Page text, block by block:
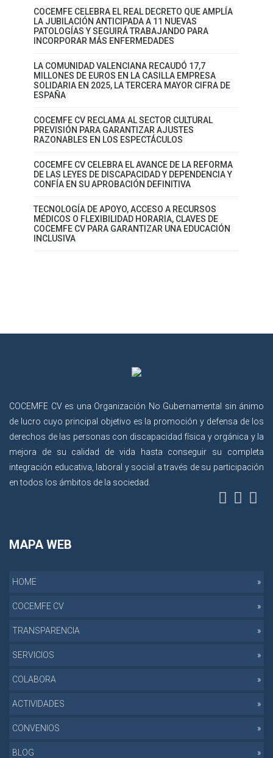
COCEMFE CELEBRA EL REAL DECRETO QUE AMPLÍA
LA JUBILACIÓN ANTICIPADA A 11 NUEVAS
PATOLOGÍAS Y SEGUIRÁ TRABAJANDO PARA
INCORPORAR MÁS ENFERMEDADES
LA COMUNIDAD VALENCIANA RECAUDÓ 17,7
MILLONES DE EUROS EN LA CASILLA EMPRESA
SOLIDARIA EN 2025, LA TERCERA MAYOR CIFRA DE
ESPAÑA
COCEMFE CV RECLAMA AL SECTOR CULTURAL
PREVISIÓN PARA GARANTIZAR AJUSTES
RAZONABLES EN LOS ESPECTÁCULOS
COCEMFE CV CELEBRA EL AVANCE DE LA REFORMA
DE LAS LEYES DE DISCAPACIDAD Y DEPENDENCIA Y
CONFÍA EN SU APROBACIÓN DEFINITIVA
TECNOLOGÍA DE APOYO, ACCESO A RECURSOS
MÉDICOS O FLEXIBILIDAD HORARIA, CLAVES DE
COCEMFE CV PARA GARANTIZAR UNA EDUCACIÓN
INCLUSIVA
COCEMFE CV es una Organización No Gubernamental sin ánimo
de lucro cuyo principal objetivo es la promoción y defensa de los
derechos de las personas con discapacidad física y orgánica y la
mejora de su calidad de vida hasta conseguir su completa
integración educativa, laboral y social a través de su participación
en todos los ámbitos de la sociedad.
MAPA WEB
HOME
COCEMFE CV
TRANSPARENCIA
SERVICIOS
COLABORA
ACTIVIDADES
CONVENIOS
BLOG